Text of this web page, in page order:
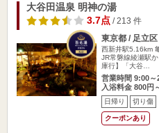
大谷田温泉 明神の湯
3.7点/ 213 件
東京都 / 足立区
西新井駅5.16km
JR常磐線綾瀬駅
庫行】「大谷…
営業時間 9:00～
入浴料金 800円
日帰り 切り傷
クーポンあり